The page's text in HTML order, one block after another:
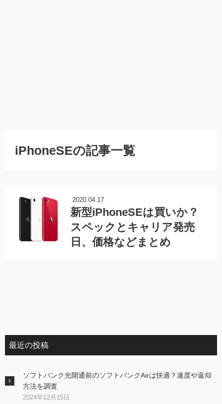
iPhoneSEの記事一覧
2020.04.17
新型iPhoneSEは買いか？
スペックとキャリア発売
日、価格などまとめ
最近の投稿
ソフトバンク光開通前のソフトバンクAirは快適？速度や返却
方法を調査
2024年12月15日